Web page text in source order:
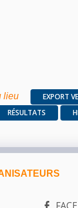
lieu
EXPORT
RÉSULTATS